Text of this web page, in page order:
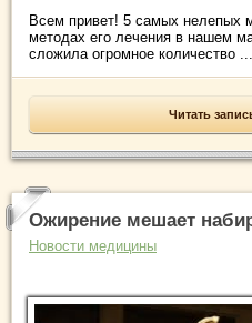
Всем привет! 5 самых нелепых
методах его лечения в нашем
сложила огромное количество ...
Читать
Ожирение мешает
Новости медицины